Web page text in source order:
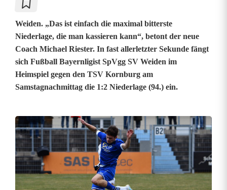
Weiden. „Das ist einfach die maximal bitterste
Niederlage, die man kassieren kann“, betont der neue
Coach Michael Riester. In fast allerletzter Sekunde fängt
sich Fußball Bayernligist SpVgg SV Weiden im
Heimspiel gegen den TSV Kornburg am
Samstagnachmittag die 1:2 Niederlage (94.) ein.
T
S
V
K